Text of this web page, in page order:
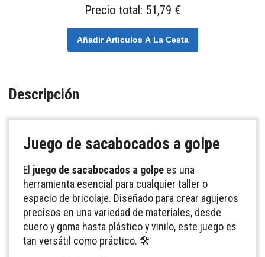
Precio total: 51,79 €
Añadir Articulos A La Cesta
Descripción
Juego de sacabocados a golpe
El juego de sacabocados a golpe es una
herramienta esencial para cualquier taller o
espacio de bricolaje. Diseñado para crear agujeros
precisos en una variedad de materiales, desde
cuero y goma hasta plástico y vinilo, este juego es
tan versátil como práctico. 🛠️